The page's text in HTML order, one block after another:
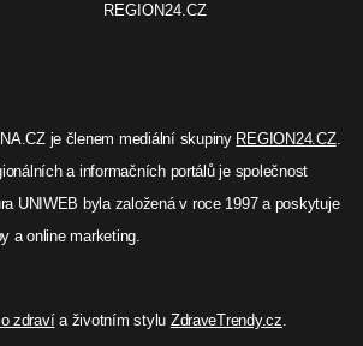
REGION24.CZ
je členem mediální skupiny REGION24.CZ.
a informačních portálů je společnost
UNIWEB byla založená v roce 1997 a poskytuje
a online marketing.
zdravía životním stylu ZdraveTrendy.cz.